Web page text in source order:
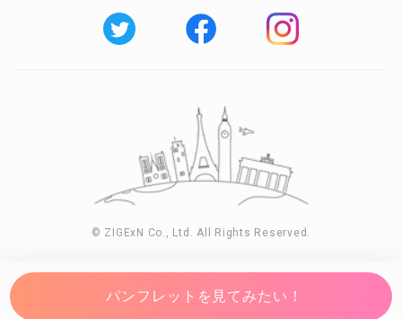
パンフレットを見てみたい！
© ZIGExN Co., Ltd. All Rights Reserved.